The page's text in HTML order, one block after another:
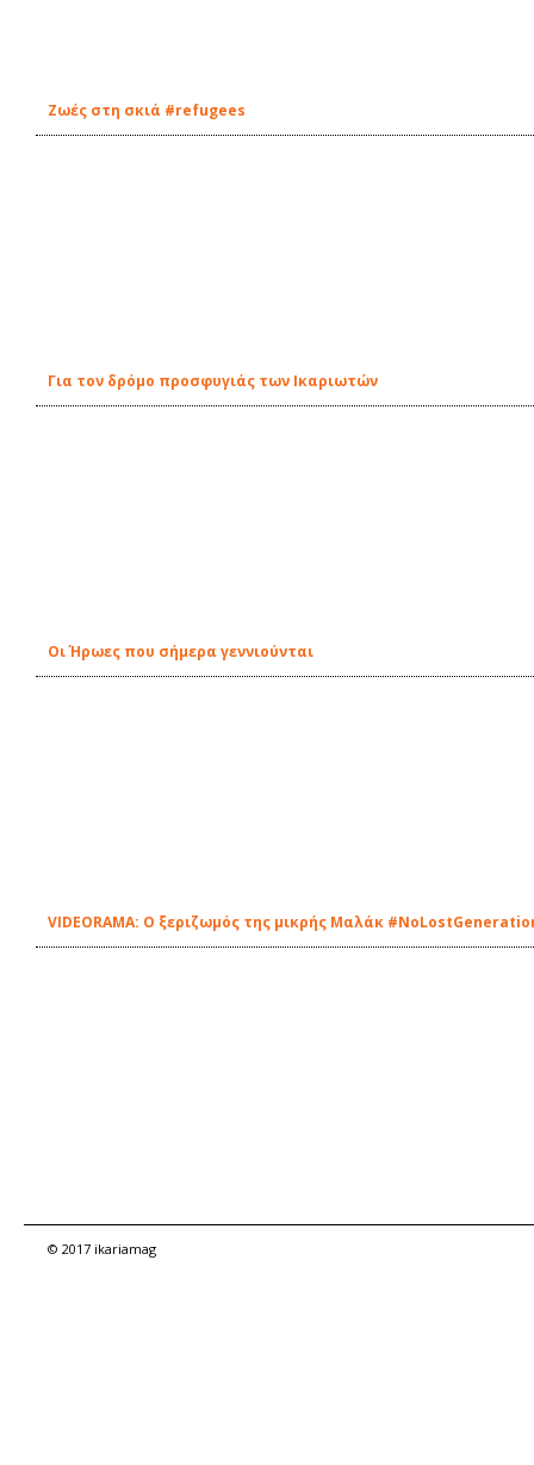
Ζωές στη σκιά #refugees
Για τον δρόμο προσφυγιάς των Ικαριωτών
Οι Ήρωες που σήμερα γεννιούνται
VIDEORAMA: Ο ξεριζωμός της μικρής Μαλάκ
© 2017 ikariamag